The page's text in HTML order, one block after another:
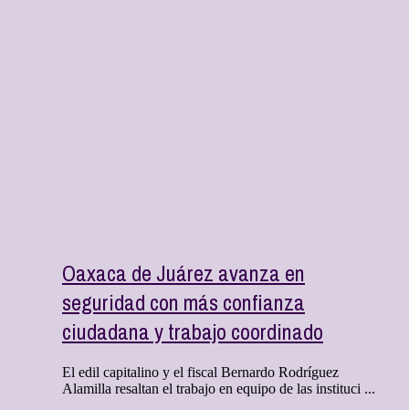
Oaxaca de Juárez avanza en
seguridad con más confianza
ciudadana y trabajo coordinado
El edil capitalino y el fiscal Bernardo Rodríguez
Alamilla resaltan el trabajo en equipo de las instituci ...